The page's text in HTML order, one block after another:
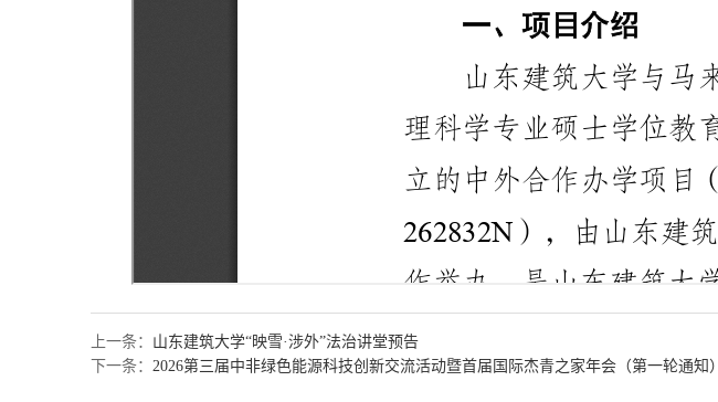
上一条： 山东建筑大学“映雪·涉外”法治讲堂预告
下一条： 2026第三届中非绿色能源科技创新交流活动暨首届国际杰青之家年会（第一轮通知）